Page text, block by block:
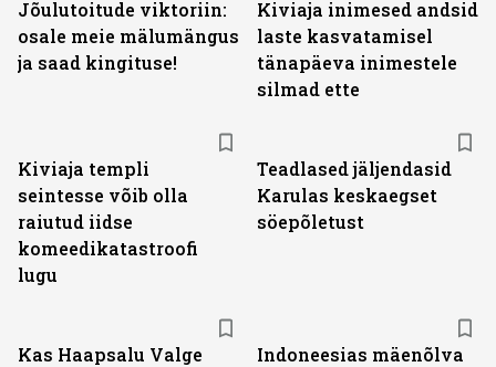
Jõulutoitude viktoriin:
osale meie mälumängus
ja saad kingituse!
Kiviaja inimesed andsid
laste kasvatamisel
tänapäeva inimestele
silmad ette
Kiviaja templi
seintesse võib olla
raiutud iidse
komeedikatastroofi
lugu
Teadlased jäljendasid
Karulas keskaegset
söepõletust
Kas Haapsalu Valge
Indoneesias mäenõlva